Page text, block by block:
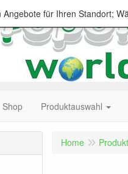
Shop Produktauswahl
Home
Angebote für Ihren Standort;